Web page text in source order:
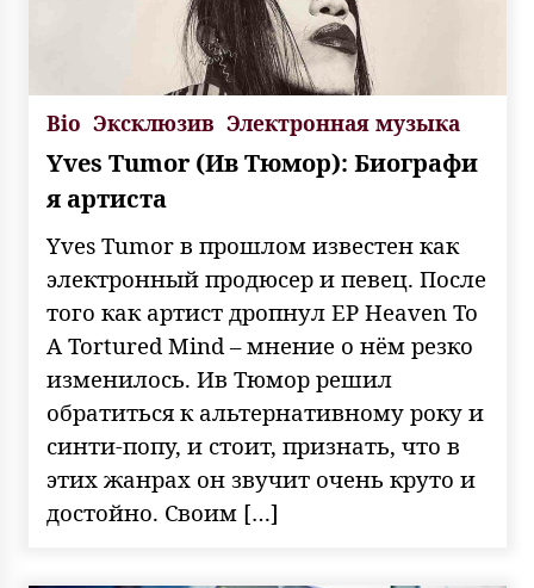
Bio Эксклюзив Электронная музыка
Yves Tumor (Ив Тюмор): Биографи
я артиста
Yves Tumor в прошлом известен как
электронный продюсер и певец. После
того как артист дропнул ЕР Heaven To
A Tortured Mind – мнение о нём резко
изменилось. Ив Тюмор решил
обратиться к альтернативному року и
синти-попу, и стоит, признать, что в
этих жанрах он звучит очень круто и
достойно. Своим […]